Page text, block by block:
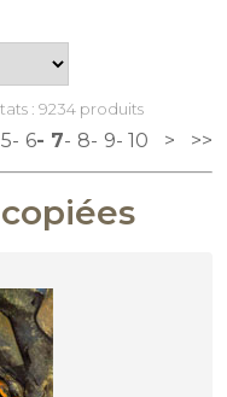
: 9234 produits
5 6 7 8 9 10 > >>